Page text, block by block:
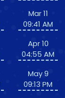
Mar 11
09:41 AM
Apr 10
04:55 AM
May 9
09:13 PM